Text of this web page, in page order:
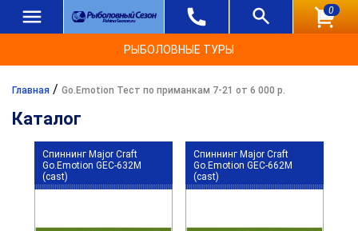
0
РЫБОЛОВНЫЕ ТУРЫ
Главная / Go.Emotion Тест по приманкам 7-21 от 6 000 р.
Каталог
Спиннинг Major Craft
Go.Emotion GEC-632M
(cast)
Спиннинг Major Craft
Go.Emotion GEC-662M
(cast)